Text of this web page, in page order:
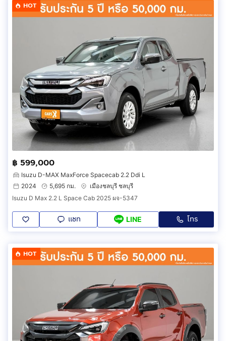
HOT
฿ 599,000
Isuzu D-MAX MaxForce Spacecab 2.2 Ddi L
2024
5,695 กม.
เมืองชลบุรี ชลบุรี
Isuzu D Max 2.2 L Space Cab 2025 ผจ-5347
แชท LINE โทร
HOT